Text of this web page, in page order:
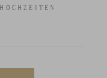
HOCHZEITEN